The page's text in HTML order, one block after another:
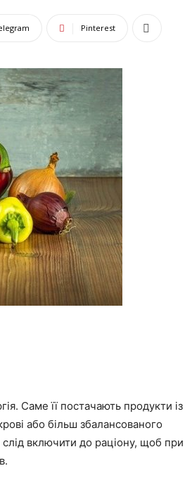
Pinterest
Саме її постачають продукти із
або більш збалансованого
слід включити до раціону, щоб при